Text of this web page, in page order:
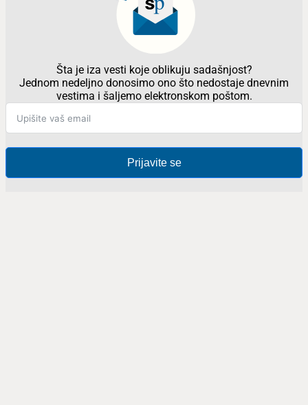
Šta je iza vesti koje oblikuju sadašnjost?
Jednom nedeljno donosimo ono što nedostaje dnevnim
vestima i šaljemo elektronskom poštom.
Prijavite se